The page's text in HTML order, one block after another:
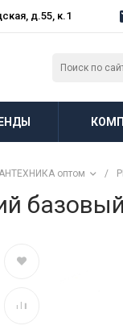
д.55, к.1
оптом /